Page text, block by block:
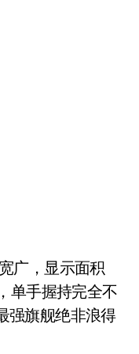
广，显示面积
单手握持完全不
强旗舰绝非浪得